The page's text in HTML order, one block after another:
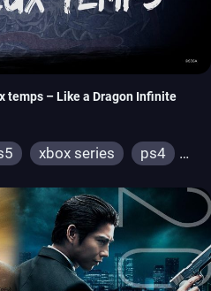
temps – Like a Dragon Infinite
xbox series
ps4